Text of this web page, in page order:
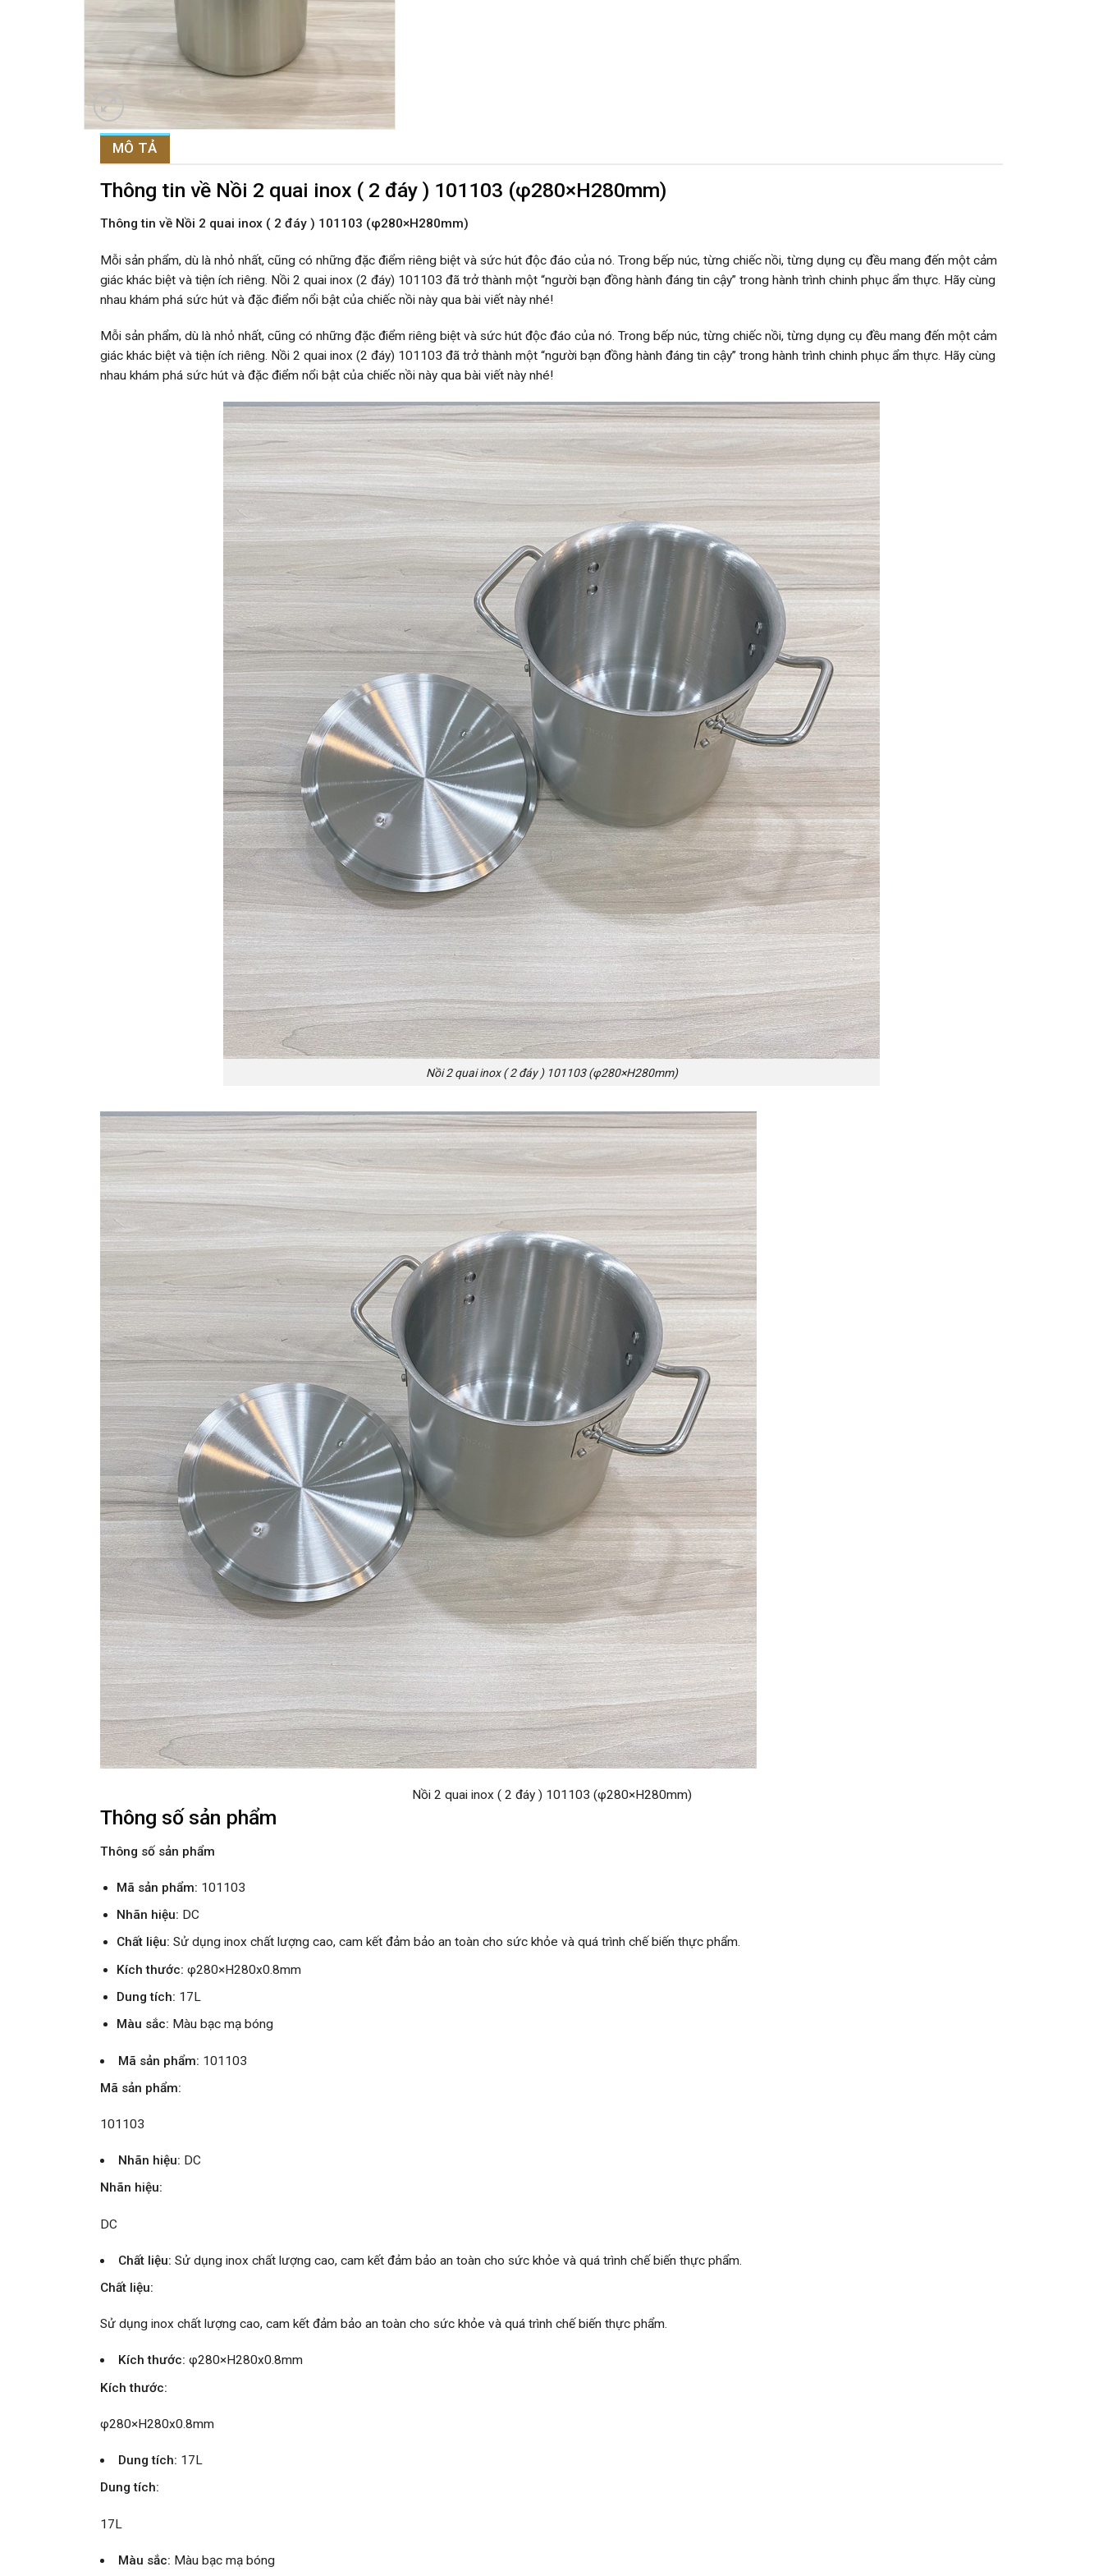
MÔ TẢ
Thông tin về Nồi 2 quai inox ( 2 đáy ) 101103 (φ280×H280mm)
Thông tin về Nồi 2 quai inox ( 2 đáy ) 101103 (φ280×H280mm)
Mỗi sản phẩm, dù là nhỏ nhất, cũng có những đặc điểm riêng biệt và sức hút độc đáo của nó. Trong bếp núc, từng chiếc nồi, từng dụng cụ đều mang đến một cảm
giác khác biệt và tiện ích riêng. Nồi 2 quai inox (2 đáy) 101103 đã trở thành một “người bạn đồng hành đáng tin cậy” trong hành trình chinh phục ẩm thực. Hãy cùng
nhau khám phá sức hút và đặc điểm nổi bật của chiếc nồi này qua bài viết này nhé!
Mỗi sản phẩm, dù là nhỏ nhất, cũng có những đặc điểm riêng biệt và sức hút độc đáo của nó. Trong bếp núc, từng chiếc nồi, từng dụng cụ đều mang đến một cảm
giác khác biệt và tiện ích riêng. Nồi 2 quai inox (2 đáy) 101103 đã trở thành một “người bạn đồng hành đáng tin cậy” trong hành trình chinh phục ẩm thực. Hãy cùng
nhau khám phá sức hút và đặc điểm nổi bật của chiếc nồi này qua bài viết này nhé!
Nồi 2 quai inox ( 2 đáy ) 101103 (φ280×H280mm)
Nồi 2 quai inox ( 2 đáy ) 101103 (φ280×H280mm)
Thông số sản phẩm
Thông số sản phẩm
Mã sản phẩm: 101103
Nhãn hiệu: DC
Chất liệu: Sử dụng inox chất lượng cao, cam kết đảm bảo an toàn cho sức khỏe và quá trình chế biến thực phẩm.
Kích thước:φ280×H280x0.8mm
Dung tích: 17L
Màu sắc: Màu bạc mạ bóng
Mã sản phẩm: 101103
Mã sản phẩm:
101103
Nhãn hiệu: DC
Nhãn hiệu:
DC
Chất liệu: Sử dụng inox chất lượng cao, cam kết đảm bảo an toàn cho sức khỏe và quá trình chế biến thực phẩm.
Chất liệu:
Sử dụng inox chất lượng cao, cam kết đảm bảo an toàn cho sức khỏe và quá trình chế biến thực phẩm.
Kích thước: φ280×H280x0.8mm
Kích thước:
φ280×H280x0.8mm
Dung tích: 17L
Dung tích:
17L
Màu sắc: Màu bạc mạ bóng